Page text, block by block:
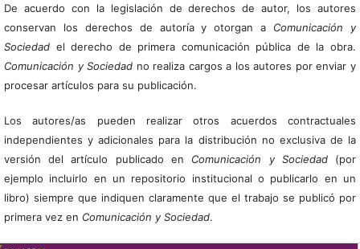
De acuerdo con la legislación de derechos de autor, los autores
conservan los derechos de autoría y otorgan a Comunicación y
Sociedadel derecho de primera comunicación pública de la obra.
Comunicación y Sociedad no realiza cargos a los autores por enviar y
procesar artículos para su publicación.
Los autores/as pueden realizar otros acuerdos contractuales
independientes y adicionales para la distribución no exclusiva de la
versión del artículo publicado en Comunicación y Sociedad(por
ejemplo incluirlo en un repositorio institucional o publicarlo en un
libro) siempre que indiquen claramente que el trabajo se publicó por
primera vez en Comunicación y Sociedad.